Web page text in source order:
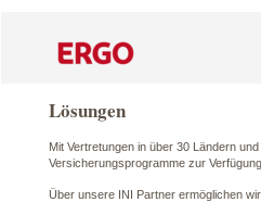
Lösungen
Mit Vertretungen in über 30 Ländern
Versicherungsprogramme zur
Über unsere INI Partner ermöglichen